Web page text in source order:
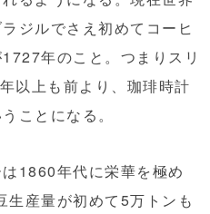
ジルでさえ初めてコーヒ
年のこと。つまりスリ
以上も前より、珈琲時計
ことになる。
1860年代に栄華を極め
産量が初めて5万トンも